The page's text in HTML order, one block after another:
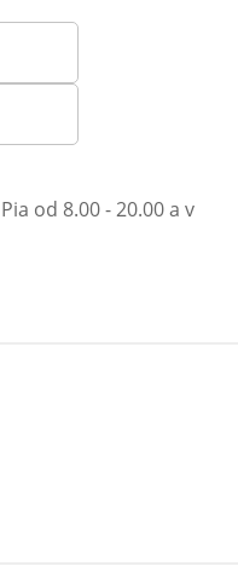
od 8.00 - 20.00 a v